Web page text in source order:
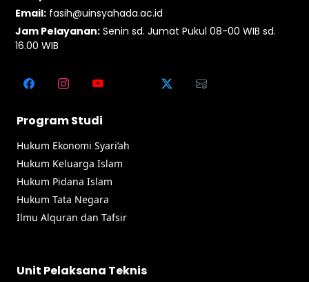
Email: fasih@uinsyahada.ac.id
Jam Pelayanan: Senin sd. Jumat Pukul 08-00 WIB sd.
16.00 WIB
Program Studi
Hukum Ekonomi Syari’ah
Hukum Keluarga Islam
Hukum Pidana Islam
Hukum Tata Negara
Ilmu Alquran dan Tafsir
Unit Pelaksana Teknis